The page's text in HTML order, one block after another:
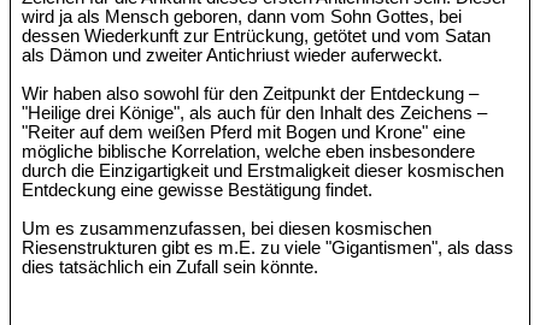
wird ja als Mensch geboren, dann vom Sohn Gottes, bei
dessen Wiederkunft zur Entrückung, getötet und vom Satan
als Dämon und zweiter Antichriust wieder auferweckt.
Wir haben also sowohl für den Zeitpunkt der Entdeckung –
"Heilige drei Könige", als auch für den Inhalt des Zeichens –
"Reiter auf dem weißen Pferd mit Bogen und Krone" eine
mögliche biblische Korrelation, welche eben insbesondere
durch die Einzigartigkeit und Erstmaligkeit dieser kosmischen
Entdeckung eine gewisse Bestätigung findet.
Um es zusammenzufassen, bei diesen kosmischen
Riesenstrukturen gibt es m.E. zu viele "Gigantismen", als dass
dies tatsächlich ein Zufall sein könnte.